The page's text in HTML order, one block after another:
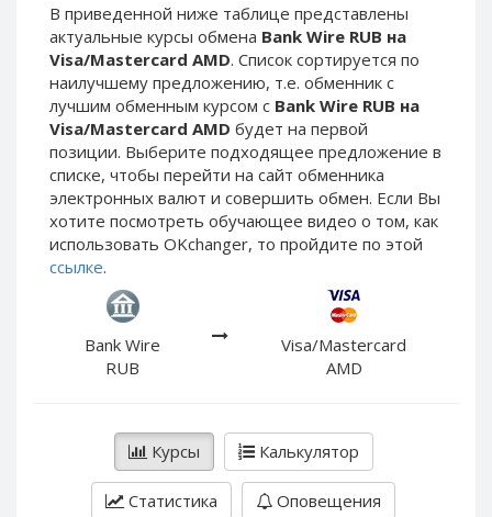
В приведенной ниже таблице представлены
актуальные курсы обмена Bank Wire RUB на
Visa/Mastercard AMD. Список сортируется по
наилучшему предложению, т.е. обменник с
лучшим обменным курсом с Bank Wire RUB на
Visa/Mastercard AMD будет на первой
позиции. Выберите подходящее предложение в
списке, чтобы перейти на сайт обменника
электронных валют и совершить обмен. Если Вы
хотите посмотреть обучающее видео о том, как
использовать OKchanger, то пройдите по этой
ссылке.
Bank Wire
RUB
Visa/Mastercard
AMD
Курсы Калькулятор
Статистика Оповещения
ЮMoney RUB
ЮMoney KZT
PayPal USD
PayPal EUR
PayPal GBP
PayPal CAD
PayPal AUD
PayPal RUB
PayPal CZK
PayPal DKK
PayPal HKD
PayPal JPY
PayPal NOK
PayPal PLN
PayPal SGD
ЮMoney RUB
ЮMoney KZT
PayPal USD
PayPal EUR
PayPal GBP
PayPal CAD
PayPal AUD
PayPal RUB
PayPal DKK
PayPal HKD
PayPal JPY
PayPal NOK
PayPal PLN
PayPal SGD